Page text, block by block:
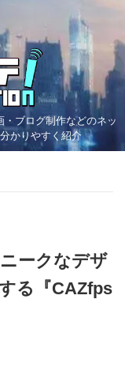
ブログ制作などのネッ
かりやすく紹介
ークなデザ
る『CAZfps